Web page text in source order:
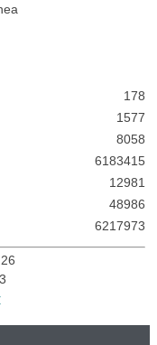
178
1577
8058
6183415
12981
48986
6217973